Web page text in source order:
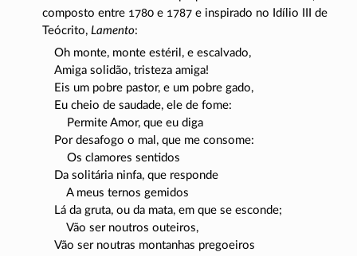
composto entre 1780 e 1787 e inspirado no Idílio III de
Teócrito, Lamento:
Oh monte, monte estéril, e escalvado,
Amiga solidão, tristeza amiga!
Eis um pobre pastor, e um pobre gado,
Eu cheio de saudade, ele de fome:
Permite Amor, que eu diga
Por desafogo o mal, que me consome:
Os clamores sentidos
Da solitária ninfa, que responde
A meus ternos gemidos
Lá da gruta, ou da mata, em que se esconde;
Vão ser noutros outeiros,
Vão ser noutras montanhas pregoeiros